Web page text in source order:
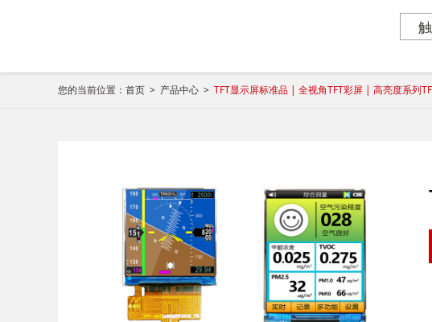
您的当前位置： 首页 > 产品中心 > TFT显示屏标准品 | 全视角TFT彩屏 | 高亮度系列